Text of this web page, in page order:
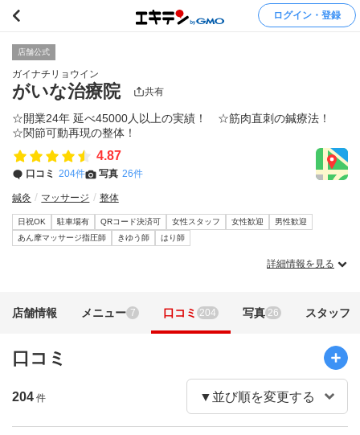
ログイン・登録
店舗公式
ガイナチリョウイン
がいな治療院 共有
☆開業24年 延べ45000人以上の実績！ ☆筋肉直刺の鍼療法！
☆関節可動再現の整体！
4.87
口コミ 204件 写真 26件
鍼灸 マッサージ 整体
日祝OK 駐車場有 QRコード決済可 女性スタッフ 女性歓迎
男性歓迎
あん摩マッサージ指圧師
きゆう師 はり師
詳細情報を見る
店舗情報 メニュー 7 口コミ 204 写真 26 スタッフ
口コミ
204 件